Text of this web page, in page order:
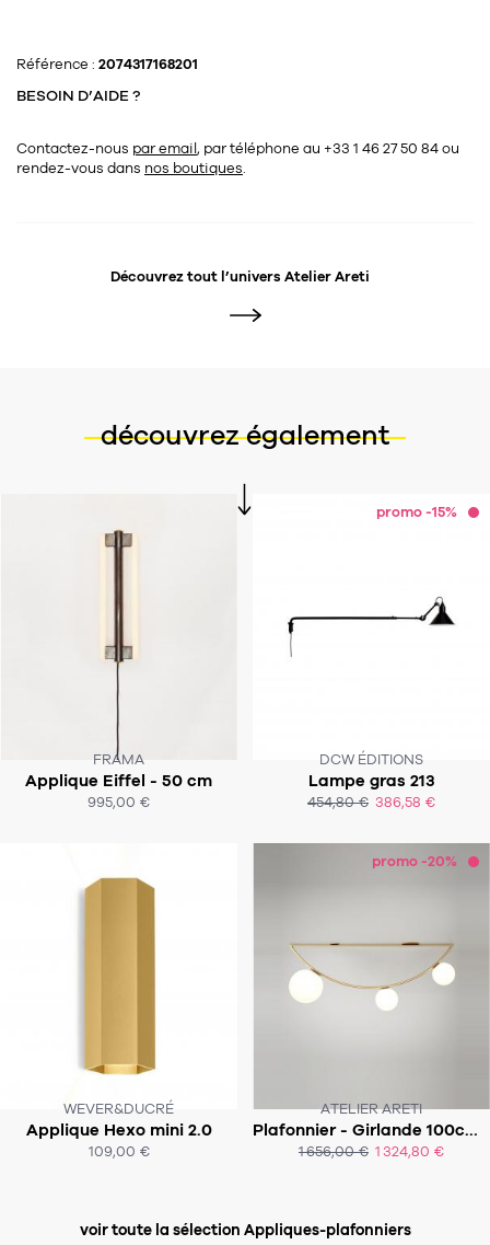
Référence : 2074317168201
BESOIN D’AIDE ?
Contactez-nous par email, par téléphone au +33 1 46 27 50 84ou
rendez-vous dans nos boutiques.
Découvrez tout l’univers Atelier Areti
découvrez également
FRAMA
Applique Eiffel - 50 cm
995,00 €
SOUS 4-5 SEMAINES
ACHAT EXPRESS
promo -15%
DCW ÉDITIONS
Lampe gras 213
454,80 € 386,58 €
SOUS 2 À 3 SEMAINES
ACHAT EXPRESS
WEVER&DUCRÉ
Applique Hexo mini 2.0
109,00 €
SOUS 4-6 SEMAINES
ACHAT EXPRESS
promo -20%
ATELIER ARETI
Plafonnier - Girlande 100cm - Sequence
1 656,00 € 1 324,80 €
SOUS 8-10 SEMAINES
ACHAT EXPRESS
voir toute la sélection Appliques-plafonniers